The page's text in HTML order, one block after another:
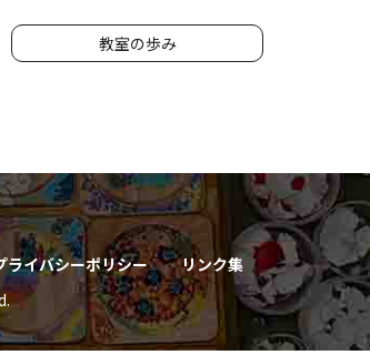
教室の歩み
ライバシーポリシー
リンク集